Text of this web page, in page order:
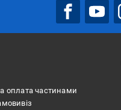
оплата частинами